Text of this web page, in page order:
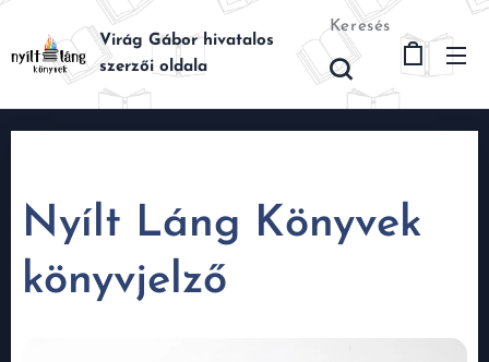
Virág Gábor hivatalos
szerzői oldala
Keresés
Nyílt Láng Könyvek
könyvjelző